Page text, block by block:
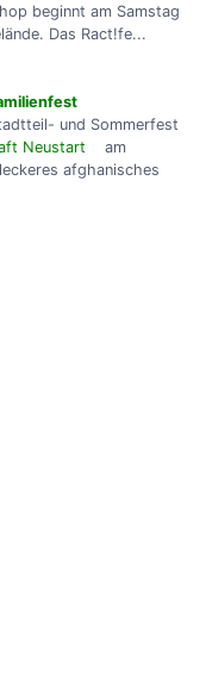
beginnt am Samstag
Das Ract!fe...
und Sommerfest
Neustart
am
afghanisches